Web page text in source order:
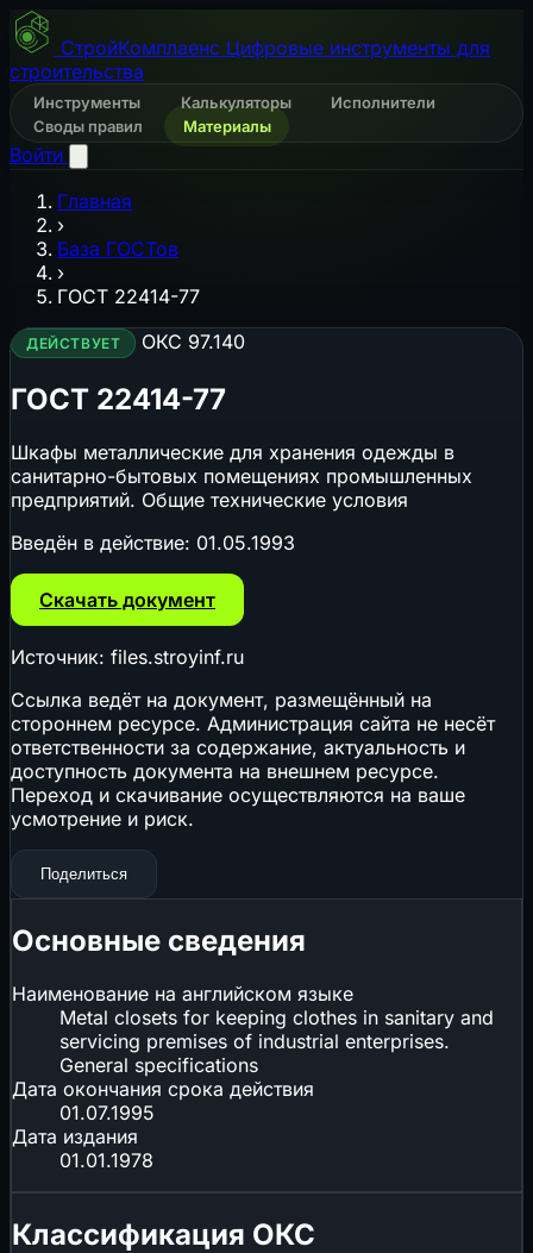
СтройКомплаенс Цифровые инструменты для
строительства
Инструменты Калькуляторы
Исполнители
Своды правил
Материалы
Войти
Главная
›
База ГОСТов
›
ГОСТ 22414-77
ДЕЙСТВУЕТ ОКС 97.140
ГОСТ 22414-77
Шкафы металлические для хранения одежды в
санитарно-бытовых помещениях промышленных
предприятий. Общие технические условия
Введён в действие: 01.05.1993
Скачать документ
Источник: files.stroyinf.ru
Ссылка ведёт на документ, размещённый на
стороннем ресурсе. Администрация сайта не несёт
ответственности за содержание, актуальность и
доступность документа на внешнем ресурсе.
Переход и скачивание осуществляются на ваше
усмотрение и риск.
Поделиться
Основные сведения
Наименование на английском языке
Metal closets for keeping clothes in sanitary and
servicing premises of industrial enterprises.
General specifications
Дата окончания срока действия
01.07.1995
Дата издания
01.01.1978
Классификация ОКС